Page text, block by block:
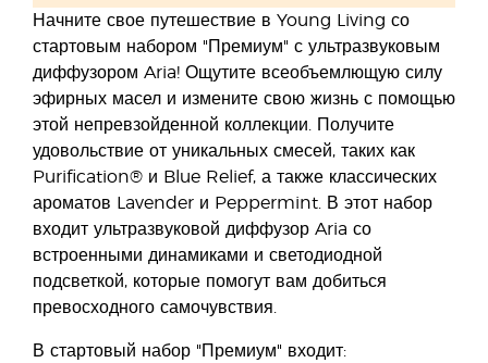
Начните свое путешествие в Young Living со
стартовым набором "Премиум" с ультразвуковым
диффузором Aria! Ощутите всеобъемлющую силу
эфирных масел и измените свою жизнь с помощью
этой непревзойденной коллекции. Получите
удовольствие от уникальных смесей, таких как
Purification® и Blue Relief, а также классических
ароматов Lavender и Peppermint. В этот набор
входит ультразвуковой диффузор Aria со
встроенными динамиками и светодиодной
подсветкой, которые помогут вам добиться
превосходного самочувствия.
В стартовый набор "Премиум" входит: